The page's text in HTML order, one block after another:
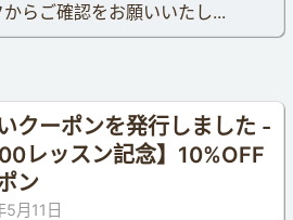
からご確認をお願いいたし...
クーポンを発行しました -
レッスン記念】10%OFF
ン
月11日